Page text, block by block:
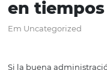
El papel